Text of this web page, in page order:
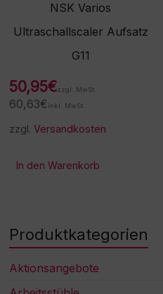
NSK Varios
Ultraschallscaler Aufsatz
G11
50,95€zzgl. MwSt.
60,63€ inkl. MwSt.
zzgl.Versandkosten
In den Warenkorb
Produktkategorien
Aktionsangebote